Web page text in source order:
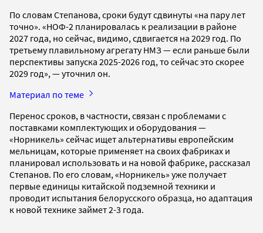
По словам Степанова, сроки будут сдвинуты «на пару лет
точно». «НОФ-2 планировалась к реализации в районе
2027 года, но сейчас, видимо, сдвигается на 2029 год. По
третьему плавильному агрегату НМЗ — если раньше были
перспективы запуска 2025-2026 год, то сейчас это скорее
2029 год», — уточнил он.
Материал по теме
Перенос сроков, в частности, связан с проблемами с
поставками комплектующих и оборудования —
«Норникель» сейчас ищет альтернативы европейским
мельницам, которые применяет на своих фабриках и
планировал использовать и на новой фабрике, рассказал
Степанов. По его словам, «Норникель» уже получает
первые единицы китайской подземной техники и
проводит испытания белорусского образца, но адаптация
к новой технике займет 2-3 года.